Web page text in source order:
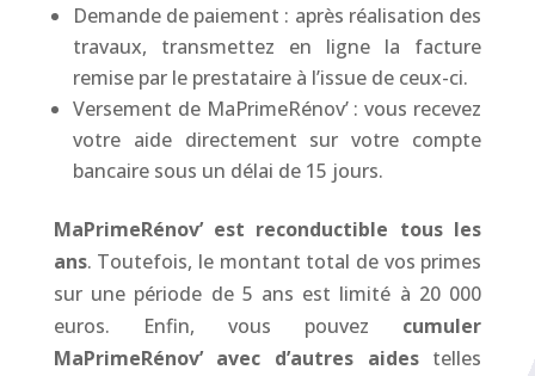
Demande de paiement : après réalisation des
travaux, transmettez en ligne la facture
remise par le prestataire à l’issue de ceux-ci.
Versement de MaPrimeRénov’: vous recevez
votre aide directement sur votre compte
bancaire sous un délai de 15 jours.
MaPrimeRénov’ est reconductible tous les
ans. Toutefois, le montant total de vos primes
sur une période de 5 ans est limité à 20 000
euros. Enfin, vous pouvez cumuler
MaPrimeRénov’ avec d’autres aidestelles